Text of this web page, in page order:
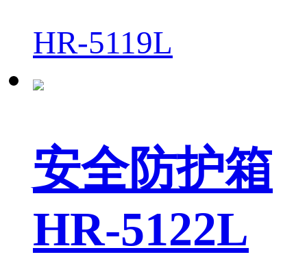
HR-5119L
安全防护箱
HR-5122L